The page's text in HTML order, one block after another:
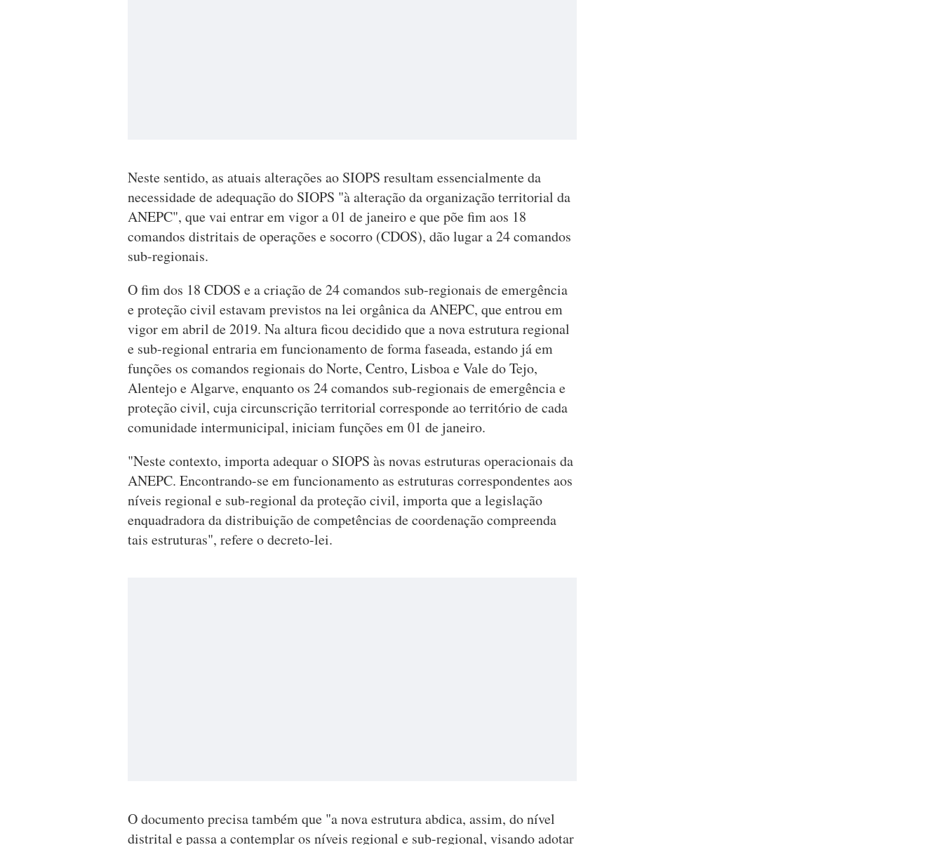
Neste sentido, as atuais alterações ao SIOPS resultam essencialmente da
necessidade de adequação do SIOPS "à alteração da organização territorial da
ANEPC", que vai entrar em vigor a 01 de janeiro e que põe fim aos 18
comandos distritais de operações e socorro (CDOS), dão lugar a 24 comandos
sub-regionais.
O fim dos 18 CDOS e a criação de 24 comandos sub-regionais de emergência
e proteção civil estavam previstos na lei orgânica da ANEPC, que entrou em
vigor em abril de 2019. Na altura ficou decidido que a nova estrutura regional
e sub-regional entraria em funcionamento de forma faseada, estando já em
funções os comandos regionais do Norte, Centro, Lisboa e Vale do Tejo,
Alentejo e Algarve, enquanto os 24 comandos sub-regionais de emergência e
proteção civil, cuja circunscrição territorial corresponde ao território de cada
comunidade intermunicipal, iniciam funções em 01 de janeiro.
"Neste contexto, importa adequar o SIOPS às novas estruturas operacionais da
ANEPC. Encontrando-se em funcionamento as estruturas correspondentes aos
níveis regional e sub-regional da proteção civil, importa que a legislação
enquadradora da distribuição de competências de coordenação compreenda
tais estruturas", refere o decreto-lei.
O documento precisa também que "a nova estrutura abdica, assim, do nível
distrital e passa a contemplar os níveis regional e sub-regional, visando adotar